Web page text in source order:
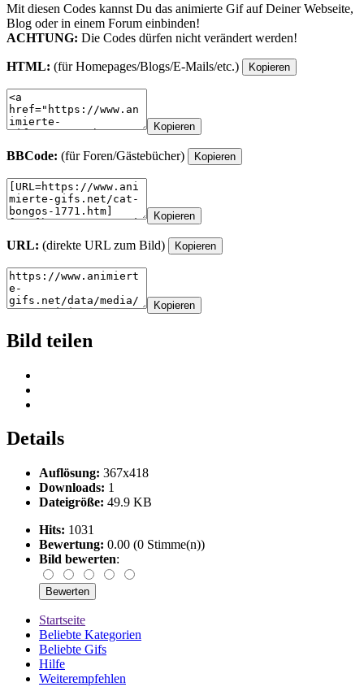
Mit diesen Codes kannst Du das animierte Gif auf Deiner Webseite,
Blog oder in einem Forum einbinden!
ACHTUNG: Die Codes dürfen nicht verändert werden!
HTML: (für Homepages/Blogs/E-Mails/etc.) Kopieren
Kopieren
BBCode: (für Foren/Gästebücher) Kopieren
Kopieren
URL: (direkte URL zum Bild) Kopieren
Kopieren
Bild teilen
Details
Auflösung: 367x418
Downloads: 1
Dateigröße: 49.9 KB
Hits: 1031
Bewertung: 0.00 (0 Stimme(n))
Bild bewerten:
Startseite
Beliebte Kategorien
Beliebte Gifs
Hilfe
Weiterempfehlen